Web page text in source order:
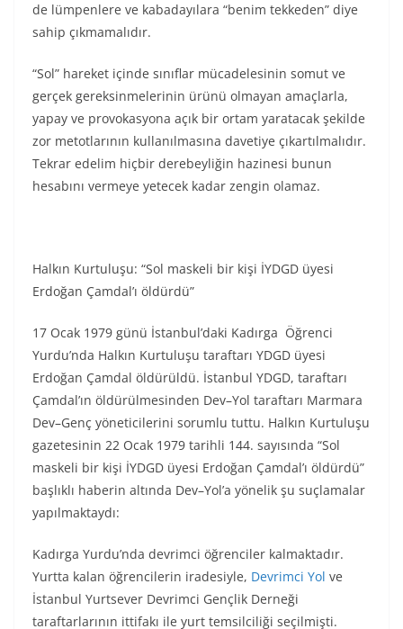
de lümpenlere ve kabadayılara “benim tekkeden” diye
sahip çıkmamalıdır.
“Sol” hareket içinde sınıflar mücadelesinin somut ve
gerçek gereksinmelerinin ürünü olmayan amaçlarla,
yapay ve provokasyona açık bir ortam yaratacak şekilde
zor metotlarının kullanılmasına davetiye çıkartılmalıdır.
Tekrar edelim hiçbir derebeyliğin hazinesi bunun
hesabını vermeye yetecek kadar zengin olamaz.
Halkın Kurtuluşu: “Sol maskeli bir kişi İYDGD üyesi
Erdoğan Çamdal’ı öldürdü”
17 Ocak 1979 günü İstanbul’daki Kadırga Öğrenci
Yurdu’nda Halkın Kurtuluşu taraftarı YDGD üyesi
Erdoğan Çamdal öldürüldü. İstanbul YDGD, taraftarı
Çamdal’ın öldürülmesinden Dev–Yol taraftarı Marmara
Dev–Genç yöneticilerini sorumlu tuttu. Halkın Kurtuluşu
gazetesinin 22 Ocak 1979 tarihli 144. sayısında “Sol
maskeli bir kişi İYDGD üyesi Erdoğan Çamdal’ı öldürdü”
başlıklı haberin altında Dev–Yol’a yönelik şu suçlamalar
yapılmaktaydı:
Kadırga Yurdu’nda devrimci öğrenciler kalmaktadır.
Yurtta kalan öğrencilerin iradesiyle, Devrimci Yol ve
İstanbul Yurtsever Devrimci Gençlik Derneği
taraftarlarının ittifakı ile yurt temsilciliği seçilmişti.